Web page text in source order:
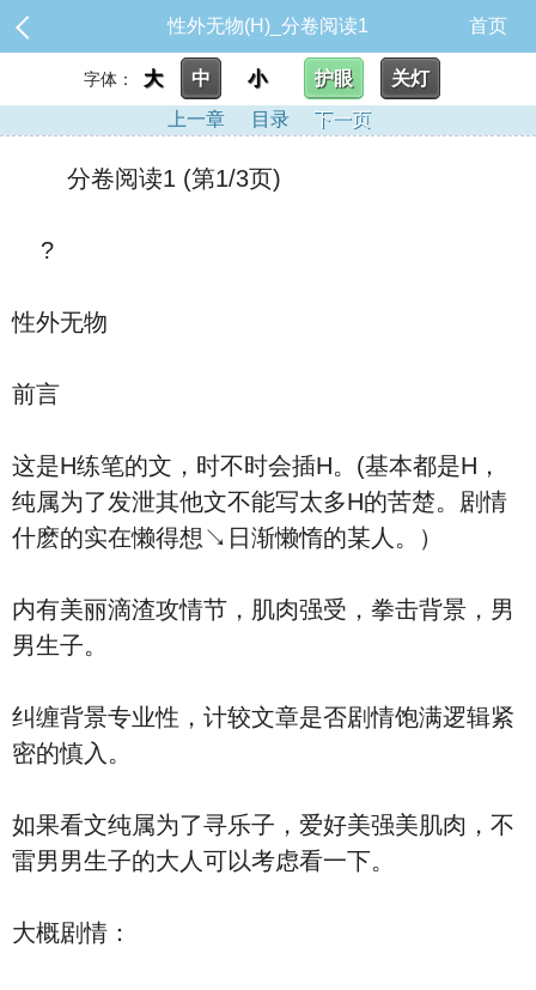
性外无物(H)_分卷阅读1 首页
字体： 大 中 小 护眼
关灯
上一章
目录 下一页
分卷阅读1 (第1/3页)
?
性外无物
前言
这是H练笔的文，时不时会插H。(基本都是H，
纯属为了发泄其他文不能写太多H的苦楚。剧情
什麽的实在懒得想↘日渐懒惰的某人。）
内有美丽滴渣攻情节，肌肉强受，拳击背景，男
男生子。
纠缠背景专业性，计较文章是否剧情饱满逻辑紧
密的慎入。
如果看文纯属为了寻乐子，爱好美强美肌肉，不
雷男男生子的大人可以考虑看一下。
大概剧情：